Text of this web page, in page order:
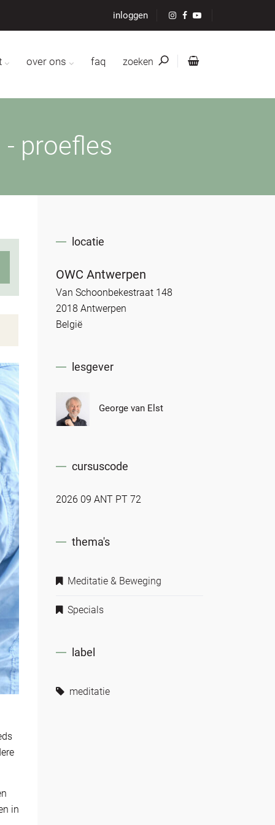
inloggen
over ons faq zoeken
proefles
in
locatie
OWC Antwerpen
Van Schoonbekestraat 148
2018 Antwerpen
België
lesgever
George van Elst
cursuscode
2026 09 ANT PT 72
thema's
Meditatie & Beweging
Specials
label
meditatie